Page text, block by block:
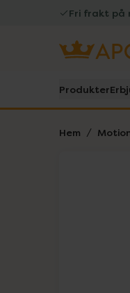
Fri frakt på
Produkter
Hem